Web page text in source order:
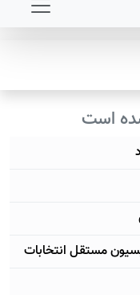
است
مستقل انتخابات